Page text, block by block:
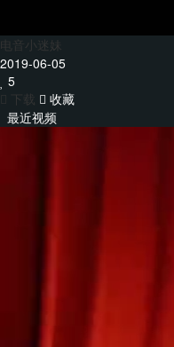
电音小迷妹
2019-06-05
5
下载
收藏
最近视频